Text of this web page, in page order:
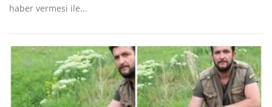
haber vermesi ile...